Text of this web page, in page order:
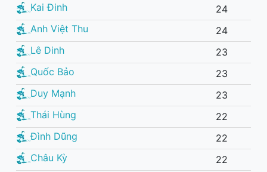
Kai Đinh
24
Anh Việt Thu
24
Lê Dinh
23
Quốc Bảo
23
Duy Mạnh
23
Thái Hùng
22
Đình Dũng
22
Châu Kỳ
22